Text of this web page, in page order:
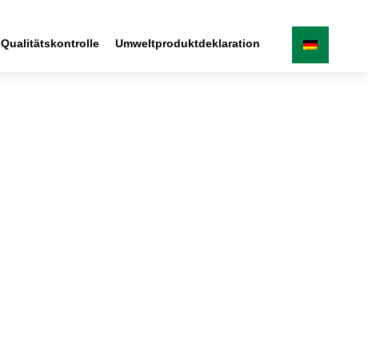
Qualitätskontrolle Umweltproduktdeklaration